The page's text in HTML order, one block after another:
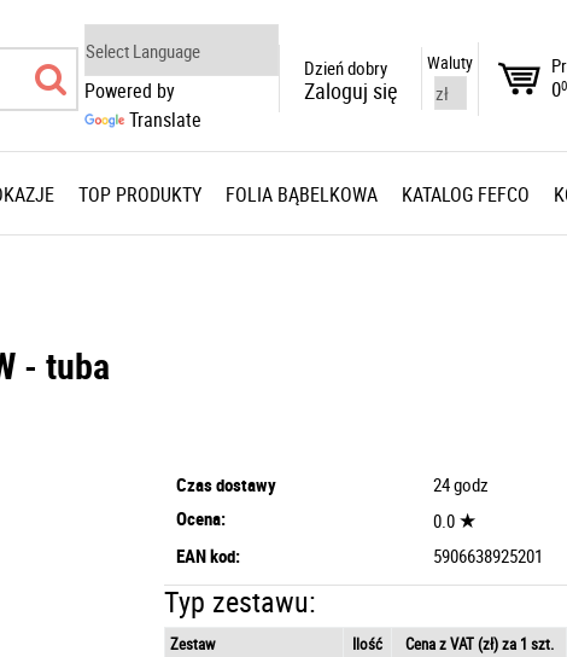
Powered by
Translate
Dzień dobry
Zaloguj się
Waluty
0
TOP PRODUKTY FOLIA BĄBELKOWA KATALOG FEFCO
- tuba
Czas dostawy
24 godz
Ocena:
0.0 ★
EAN kod: 5906638925201
Typ zestawu:
Zestaw Ilość Cena z VAT (zł) za 1 szt.